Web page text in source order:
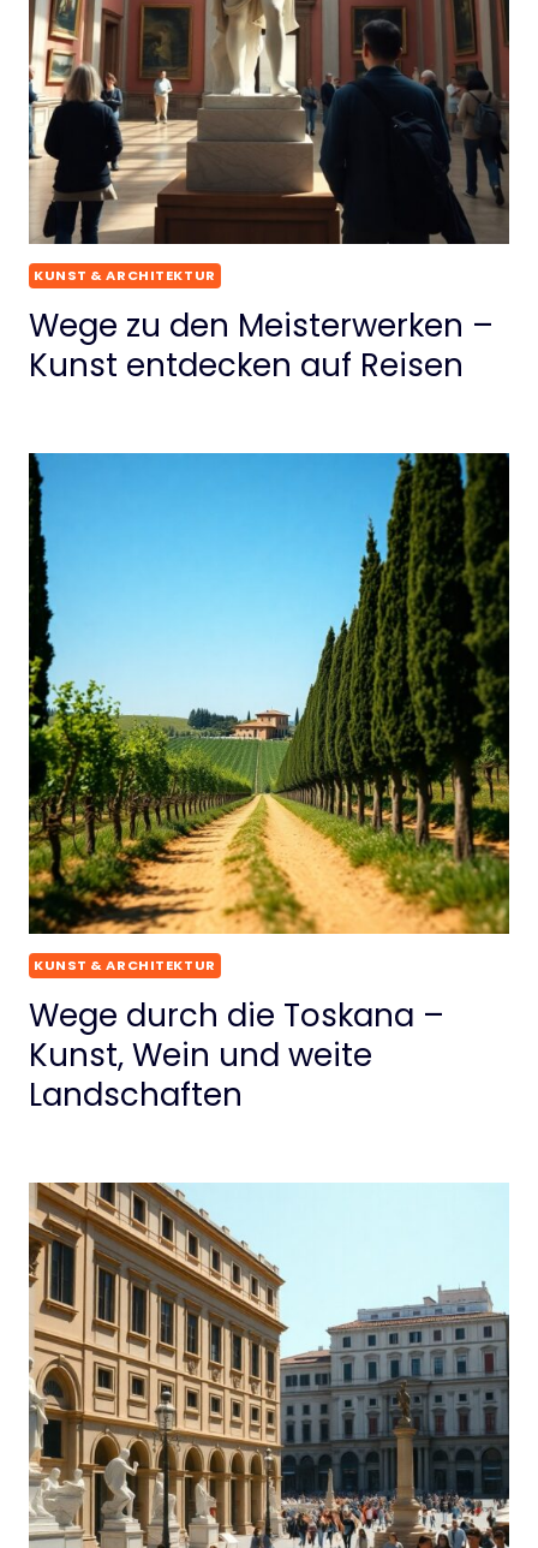
KUNST & ARCHITEKTUR
Wege zu den Meisterwerken –
Kunst entdecken auf Reisen
KUNST & ARCHITEKTUR
Wege durch die Toskana –
Kunst, Wein und weite
Landschaften